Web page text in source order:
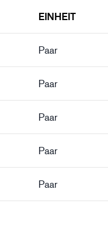
EINHEIT
Paar
Paar
Paar
Paar
Paar